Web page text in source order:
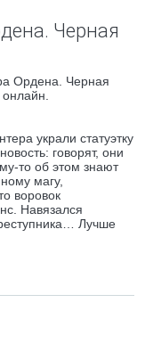
Черная
Ордена. Черная
украли статуэтку
говорят, они
то об этом знают
магу,
воровок
Навязался
Лучше